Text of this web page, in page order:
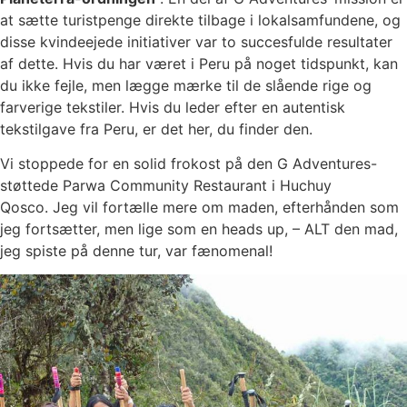
at sætte turistpenge direkte tilbage i lokalsamfundene, og
disse kvindeejede initiativer var to succesfulde resultater
af dette. Hvis du har været i Peru på noget tidspunkt, kan
du ikke fejle, men lægge mærke til de slående rige og
farverige tekstiler. Hvis du leder efter en autentisk
tekstilgave fra Peru, er det her, du finder den.
Vi stoppede for en solid frokost på den G Adventures-
støttede Parwa Community Restaurant i Huchuy
Qosco. Jeg vil fortælle mere om maden, efterhånden som
jeg fortsætter, men lige som en heads up, – ALT den mad,
jeg spiste på denne tur, var fænomenal!